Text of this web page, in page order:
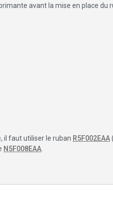
avant la mise en place du
il faut utiliser le ruban R5F002EAA
N5F008EAA